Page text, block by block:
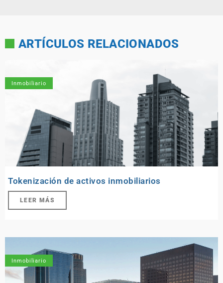
ARTÍCULOS RELACIONADOS
Inmobiliario
Tokenización de activos inmobiliarios
LEER MÁS
Inmobiliario